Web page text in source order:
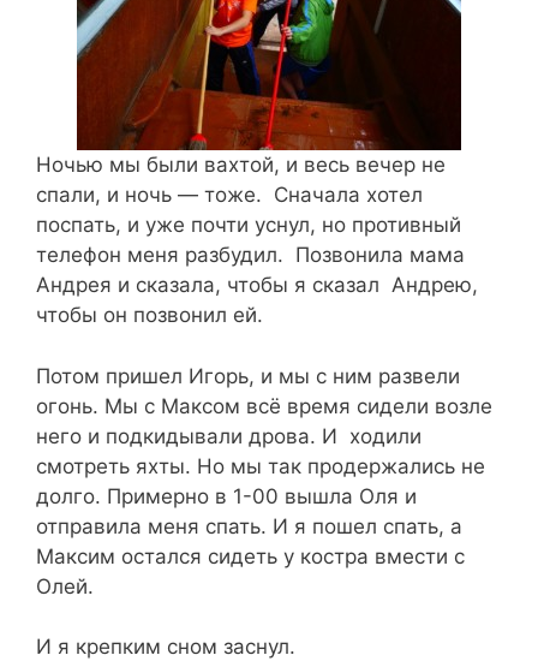
Ночью мы были вахтой, и весь вечер не
спали, и ночь — тоже. Сначала хотел
поспать, и уже почти уснул, но противный
телефон меня разбудил. Позвонила мама
Андрея и сказала, чтобы я сказал Андрею,
чтобы он позвонил ей.
Потом пришел Игорь, и мы с ним развели
огонь. Мы с Максом всё время сидели возле
него и подкидывали дрова. И ходили
смотреть яхты. Но мы так продержались не
долго. Примерно в 1-00 вышла Оля и
отправила меня спать. И я пошел спать, а
Максим остался сидеть у костра вмести с
Олей.
И я крепким сном заснул.